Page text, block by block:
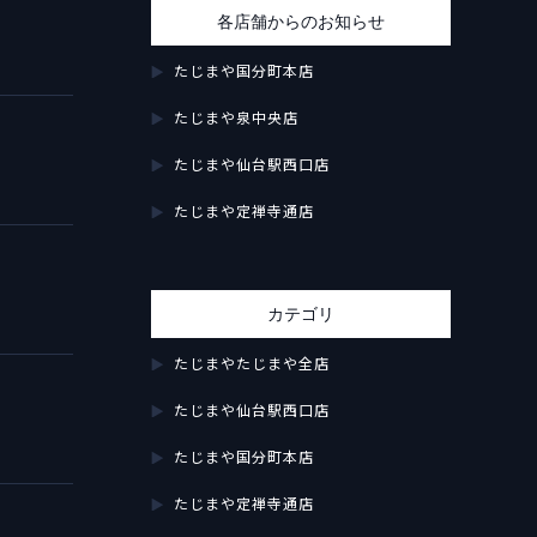
各店舗からのお知らせ
たじまや国分町本店
たじまや泉中央店
たじまや仙台駅西口店
たじまや定禅寺通店
カテゴリ
たじまやたじまや全店
たじまや仙台駅西口店
たじまや国分町本店
たじまや定禅寺通店